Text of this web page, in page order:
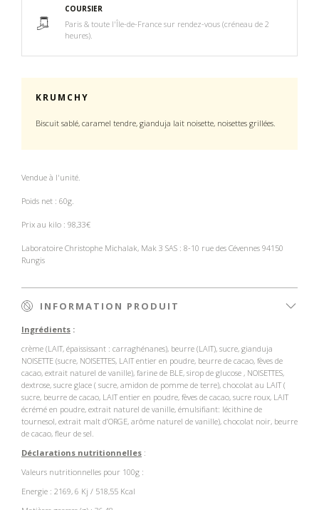
COURSIER
Paris & ​toute l'Île-de-France​ sur rendez-vous (créneau de 2
heures)​.
KRUMCHY
Biscuit sablé, caramel tendre, gianduja lait noisette, noisettes grillées.
Vendue à l'unité.
Poids net : 60g.
Prix au kilo : 98,33€
Laboratoire Christophe Michalak, Mak 3 SAS : 8-10 rue des Cévennes 94150
Rungis
INFORMATION PRODUIT
Ingrédients :
crème (LAIT, épaississant : carraghénanes), beurre (LAIT), sucre, gianduja
NOISETTE (sucre, NOISETTES, LAIT entier en poudre, beurre de cacao, fèves de
cacao, extrait naturel de vanille), farine de BLE, sirop de glucose , NOISETTES,
dextrose, sucre glace ( sucre, amidon de pomme de terre), chocolat au LAIT (
sucre, beurre de cacao, LAIT entier en poudre, fèves de cacao, sucre roux, LAIT
écrémé en poudre, extrait naturel de vanille, émulsifiant: lécithine de
tournesol, extrait malt d’ORGE, arôme naturel de vanille), chocolat noir, beurre
de cacao, fleur de sel.
Déclarations nutritionnelles :
Valeurs nutritionnelles pour 100g :
Energie : 2169, 6 Kj / 518,55 Kcal